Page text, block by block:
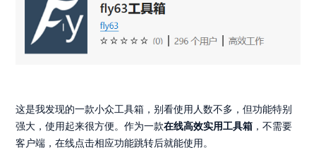
这是我发现的一款小众工具箱，别看使用人数不多，但功能特别
强大，使用起来很方便。作为一款在线高效实用工具箱 ，不需要
客户端，在线点击相应功能跳转后就能使用。